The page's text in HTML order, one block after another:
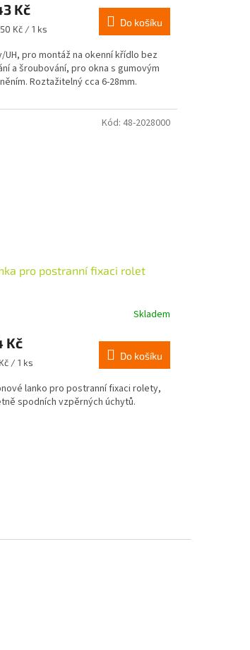
Kč
Kč / 1 ks
Do košíku
UH, pro montáž na okenní křídlo bez
a šroubování, pro okna s gumovým
Roztažitelný cca 6-28mm.
pro postranní fixaci rolet
Skladem
Kč
/ 1 ks
Do košíku
lanko pro postranní fixaci rolety,
spodních vzpěrných úchytů.
Kód: 48-2028000